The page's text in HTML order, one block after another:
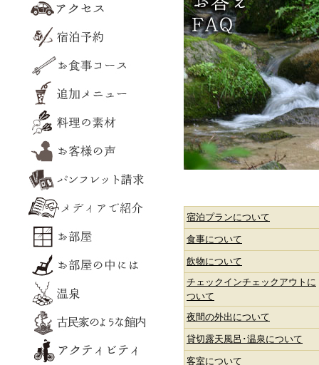
宿泊プランについて
食事について
飲物について
チェックインチェックアウトに
ついて
夜間の外出について
貸切露天風呂･温泉について
客室について